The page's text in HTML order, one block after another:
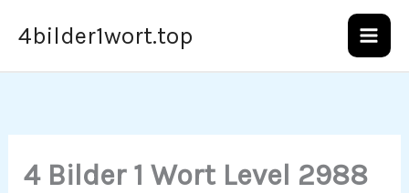
Inhalt
4bilder1wort.top
4 Bilder 1 Wort Level 2988